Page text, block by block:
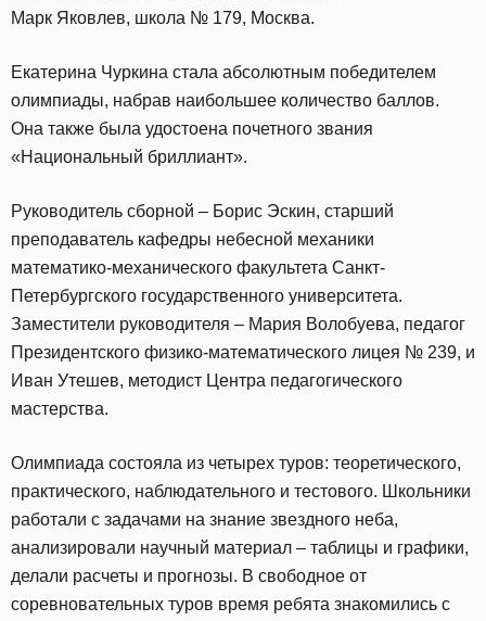
Марк Яковлев, школа № 179, Москва.
Екатерина Чуркина стала абсолютным победителем
олимпиады, набрав наибольшее количество баллов.
Она также была удостоена почетного звания
«Национальный бриллиант».
Руководитель сборной – Борис Эскин, старший
преподаватель кафедры небесной механики
математико-механического факультета Санкт-
Петербургского государственного университета.
Заместители руководителя – Мария Волобуева, педагог
Президентского физико-математического лицея № 239, и
Иван Утешев, методист Центра педагогического
мастерства.
Олимпиада состояла из четырех туров: теоретического,
практического, наблюдательного и тестового. Школьники
работали с задачами на знание звездного неба,
анализировали научный материал – таблицы и графики,
делали расчеты и прогнозы. В свободное от
соревновательных туров время ребята знакомились с